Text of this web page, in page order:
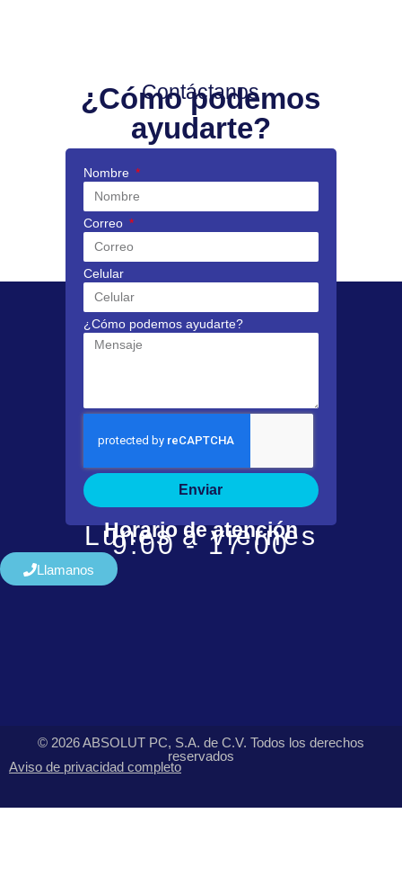
Contáctanos
¿Cómo podemos
ayudarte?
Nombre
Correo
Celular
¿Cómo podemos ayudarte?
Enviar
Horario de atención
Lunes a viernes
9:00 - 17:00
Llamanos
© 2026 ABSOLUT PC, S.A. de C.V. Todos los derechos
reservados
Aviso de privacidad completo